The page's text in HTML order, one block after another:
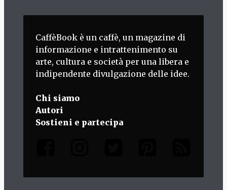
CaffèBook è un caffè, un magazine di
informazione e intrattenimento su
arte, cultura e società per una libera e
indipendente divulgazione delle idee.
Chi siamo
Autori
Sostieni e partecipa